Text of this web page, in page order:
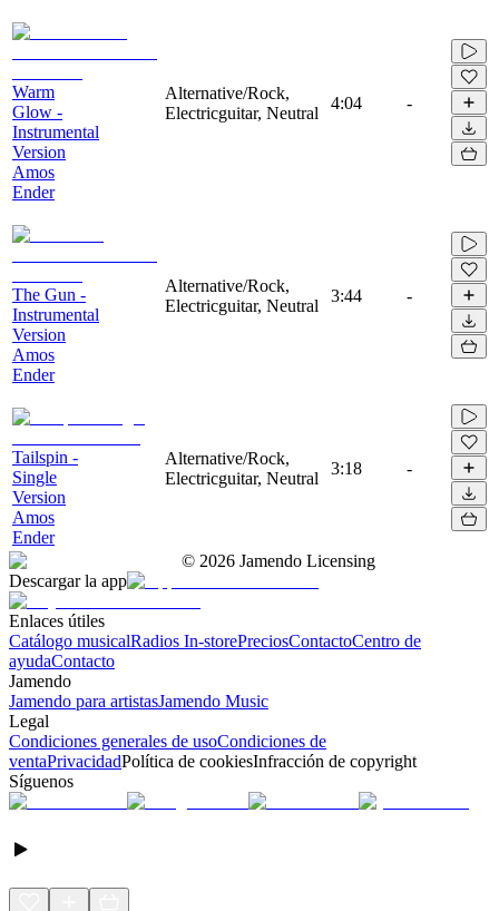
Warm
Glow -
Instrumental
Version
Amos
Ender
Alternative/Rock,
Electricguitar, Neutral
4:04 -
The Gun -
Instrumental
Version
Amos
Ender
Alternative/Rock,
Electricguitar, Neutral
3:44 -
Tailspin -
Single
Version
Amos
Ender
Alternative/Rock,
Electricguitar, Neutral
3:18 -
© 2026 Jamendo Licensing
Descargar la app
Enlaces útiles
Catálogo musicalRadios In-storePreciosContactoCentro de
ayudaContacto
Jamendo
Jamendo para artistasJamendo Music
Legal
Condiciones generales de usoCondiciones de
ventaPrivacidadPolítica de cookiesInfracción de copyright
Síguenos